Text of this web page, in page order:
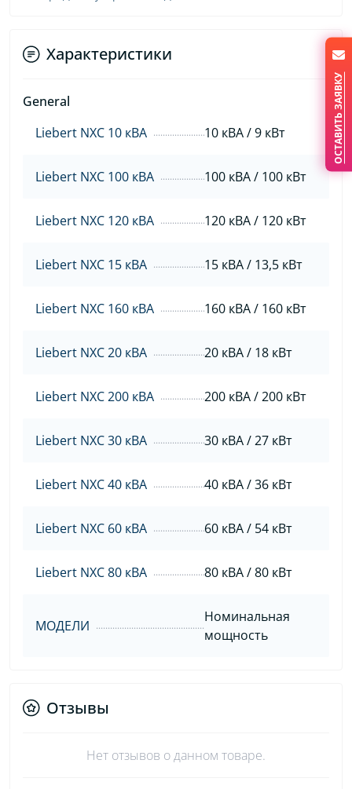
Характеристики
General
Liebert NXC 10 кВА
10 кВА / 9 кВт
Liebert NXC 100 кВА 100 кВА / 100 кВт
Liebert NXC 120 кВА 120 кВА / 120 кВт
Liebert NXC 15 кВА 15 кВА / 13,5 кВт
Liebert NXC 160 кВА 160 кВА / 160 кВт
Liebert NXC 20 кВА 20 кВА / 18 кВт
Liebert NXC 200 кВА 200 кВА / 200 кВт
Liebert NXC 30 кВА 30 кВА / 27 кВт
Liebert NXC 40 кВА 40 кВА / 36 кВт
Liebert NXC 60 кВА 60 кВА / 54 кВт
Liebert NXC 80 кВА 80 кВА / 80 кВт
МОДЕЛИ
Номинальная
мощность
Отзывы
Нет отзывов о данном товаре.
ОСТАВИТЬ ЗАЯВКУ